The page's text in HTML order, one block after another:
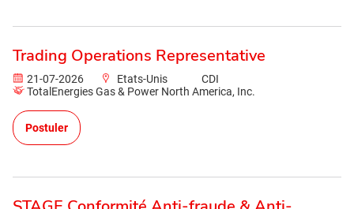
Trading Operations Representative
21-07-2026 Etats-Unis
CDI
TotalEnergies Gas & Power North America, Inc.
Postuler